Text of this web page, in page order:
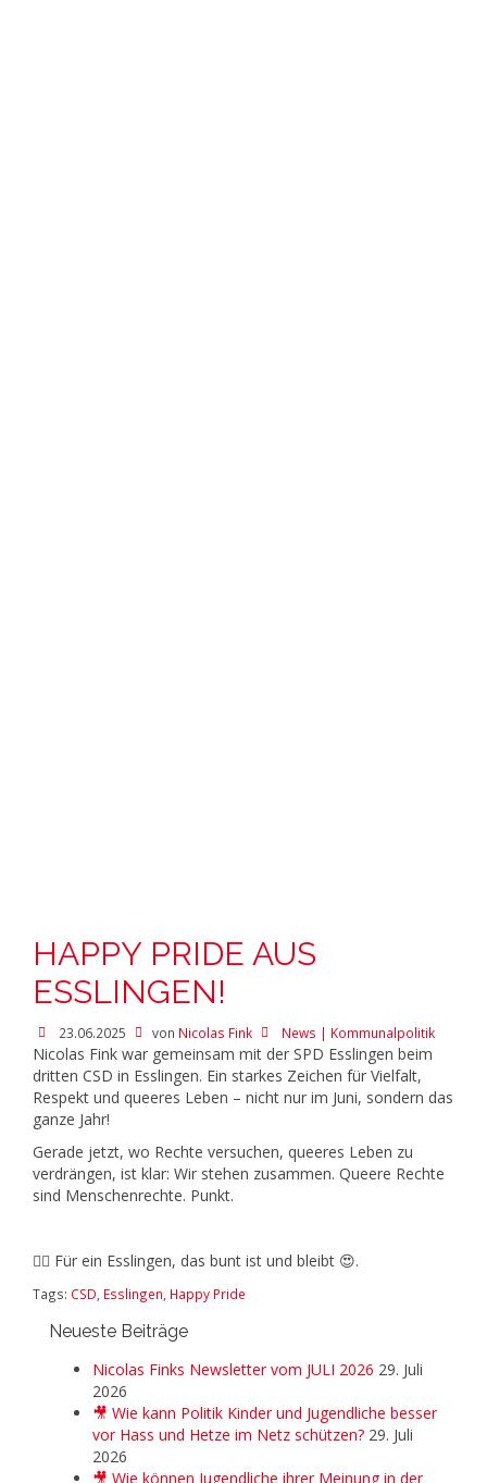
HAPPY PRIDE AUS
ESSLINGEN!
23.06.2025 von Nicolas Fink News | Kommunalpolitik
Nicolas Fink war gemeinsam mit der SPD Esslingen beim
dritten CSD in Esslingen. Ein starkes Zeichen für Vielfalt,
Respekt und queeres Leben – nicht nur im Juni, sondern das
ganze Jahr!
Gerade jetzt, wo Rechte versuchen, queeres Leben zu
verdrängen, ist klar: Wir stehen zusammen. Queere Rechte
sind Menschenrechte. Punkt.
🏳️‍🌈 Für ein Esslingen, das bunt ist und bleibt 😍.
Tags: CSD Esslingen Happy Pride
Neueste Beiträge
Nicolas Finks Newsletter vom JULI 2026 29. Juli
2026
🎥 Wie kann Politik Kinder und Jugendliche besser
vor Hass und Hetze im Netz schützen? 29. Juli
2026
🎥 Wie können Jugendliche ihrer Meinung in der